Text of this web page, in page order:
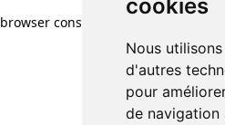
cookies
Nous
d'autres
pour
de navigation
browser console for more